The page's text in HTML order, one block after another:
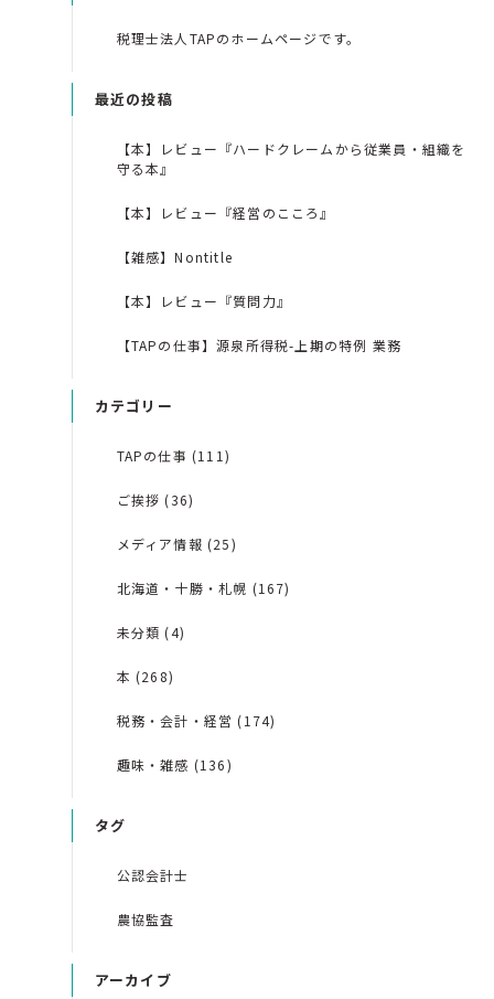
税理士法人TAPのホームページです。
最近の投稿
【本】レビュー『ハードクレームから従業員・組織を
守る本』
【本】レビュー『経営のこころ』
【雑感】Nontitle
【本】レビュー『質問力』
【TAPの仕事】源泉所得税-上期の特例 業務
カテゴリー
TAPの仕事 (111)
ご挨拶 (36)
メディア情報 (25)
北海道・十勝・札幌 (167)
未分類 (4)
本 (268)
税務・会計・経営 (174)
趣味・雑感 (136)
タグ
公認会計士
農協監査
アーカイブ